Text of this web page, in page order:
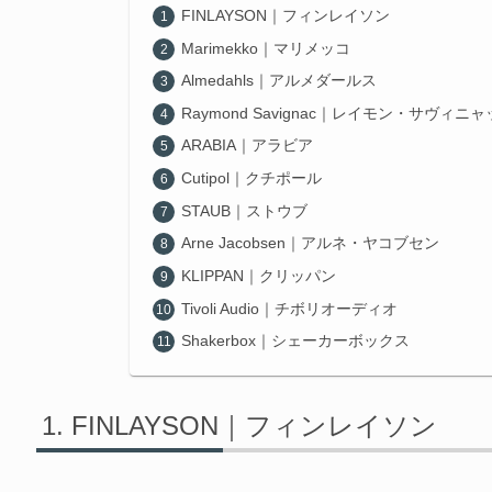
FINLAYSON｜フィンレイソン
Marimekko｜マリメッコ
Almedahls｜アルメダールス
Raymond Savignac｜レイモン・サヴィニャ
ARABIA｜アラビア
Cutipol｜クチポール
STAUB｜ストウブ
Arne Jacobsen｜アルネ・ヤコブセン
KLIPPAN｜クリッパン
Tivoli Audio｜チボリオーディオ
Shakerbox｜シェーカーボックス
FINLAYSON｜フィンレイソン